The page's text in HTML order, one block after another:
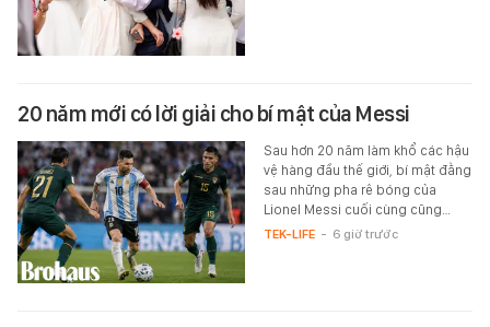
20 năm mới có lời giải cho bí mật của Messi
Sau hơn 20 năm làm khổ các hậu
vệ hàng đầu thế giới, bí mật đằng
sau những pha rê bóng của
Lionel Messi cuối cùng cũng…
TEK-LIFE - 6 giờ trước